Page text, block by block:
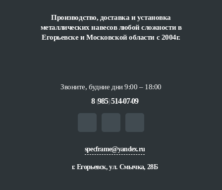
Производство, доставка и установка
металлических навесов любой сложностив
Егорьевске и Московской области с 2004г.
Звоните, будние дни 9:00 – 18:00
8(985)514-07-09
specframe@yandex.ru
г. Егорьевск, ул. Смычка, 28Б